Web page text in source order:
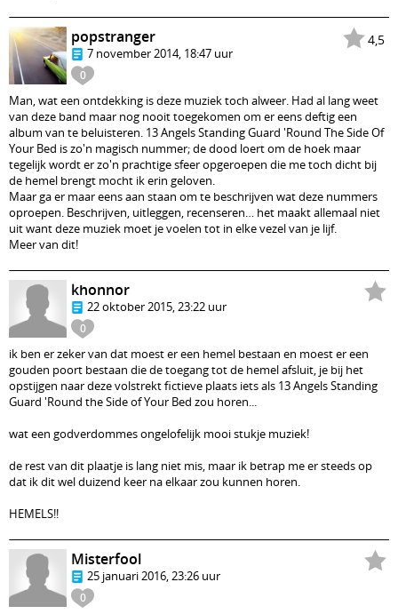
4,5
0
popstranger
7 november 2014, 18:47 uur
Man, wat een ontdekking is deze muziek toch alweer. Had al lang weet
van deze band maar nog nooit toegekomen om er eens deftig een
album van te beluisteren. 13 Angels Standing Guard 'Round The Side Of
Your Bed is zo'n magisch nummer; de dood loert om de hoek maar
tegelijk wordt er zo'n prachtige sfeer opgeroepen die me toch dicht bij
de hemel brengt mocht ik erin geloven.
Maar ga er maar eens aan staan om te beschrijven wat deze nummers
oproepen. Beschrijven, uitleggen, recenseren… het maakt allemaal niet
uit want deze muziek moet je voelen tot in elke vezel van je lijf.
Meer van dit!
0
khonnor
22 oktober 2015, 23:22 uur
ik ben er zeker van dat moest er een hemel bestaan en moest er een
gouden poort bestaan die de toegang tot de hemel afsluit, je bij het
opstijgen naar deze volstrekt fictieve plaats iets als 13 Angels Standing
Guard 'Round the Side of Your Bed zou horen...
wat een godverdommes ongelofelijk mooi stukje muziek!
de rest van dit plaatje is lang niet mis, maar ik betrap me er steeds op
dat ik dit wel duizend keer na elkaar zou kunnen horen.
HEMELS!!
0
Misterfool
25 januari 2016, 23:26 uur